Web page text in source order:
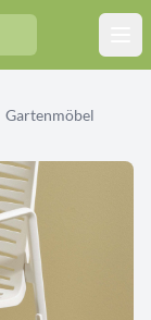
Gartenmöbel